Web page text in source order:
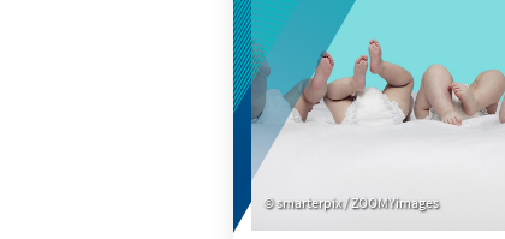
smarterpix / ZOOMYimages